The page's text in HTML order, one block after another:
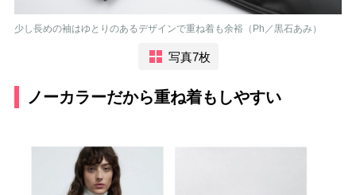
少し長めの袖はゆとりのあるデザインで重ね着も余裕（Ph／黒石あみ）
写真7枚
ノーカラーだから重ね着もしやすい